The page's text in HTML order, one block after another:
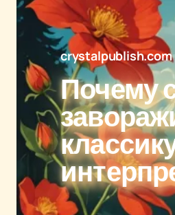
crystalpublish.com
Почему